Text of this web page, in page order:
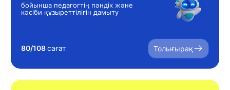
бойынша педагогтің пәндік және
кәсіби құзыреттілігін дамыту
80/108сағат Толығырақ